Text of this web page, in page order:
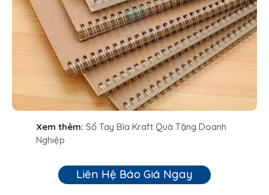
Xem thêm: Sổ Tay Bìa Kraft Quà Tặng Doanh
Nghiệp
Liên Hệ Báo Giá Ngay